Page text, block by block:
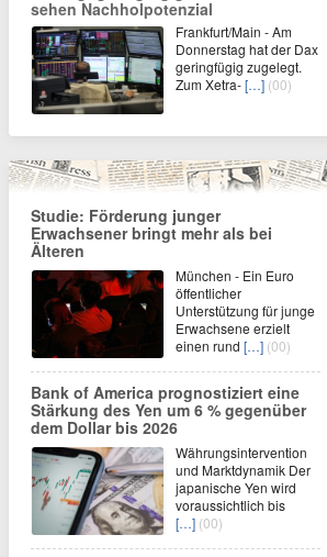
sehen Nachholpotenzial
Frankfurt/Main - Am
Donnerstag hat der Dax
geringfügig zugelegt.
Zum Xetra-[…] (00)
Studie: Förderung junger
Erwachsener bringt mehr als bei
Älteren
München - Ein Euro
öffentlicher
Unterstützung für junge
Erwachsene erzielt
einen rund […] (00)
Bank of America prognostiziert eine
Stärkung des Yen um 6 % gegenüber
dem Dollar bis 2026
Währungsintervention
und Marktdynamik Der
japanische Yen wird
voraussichtlich bis
[…] (00)